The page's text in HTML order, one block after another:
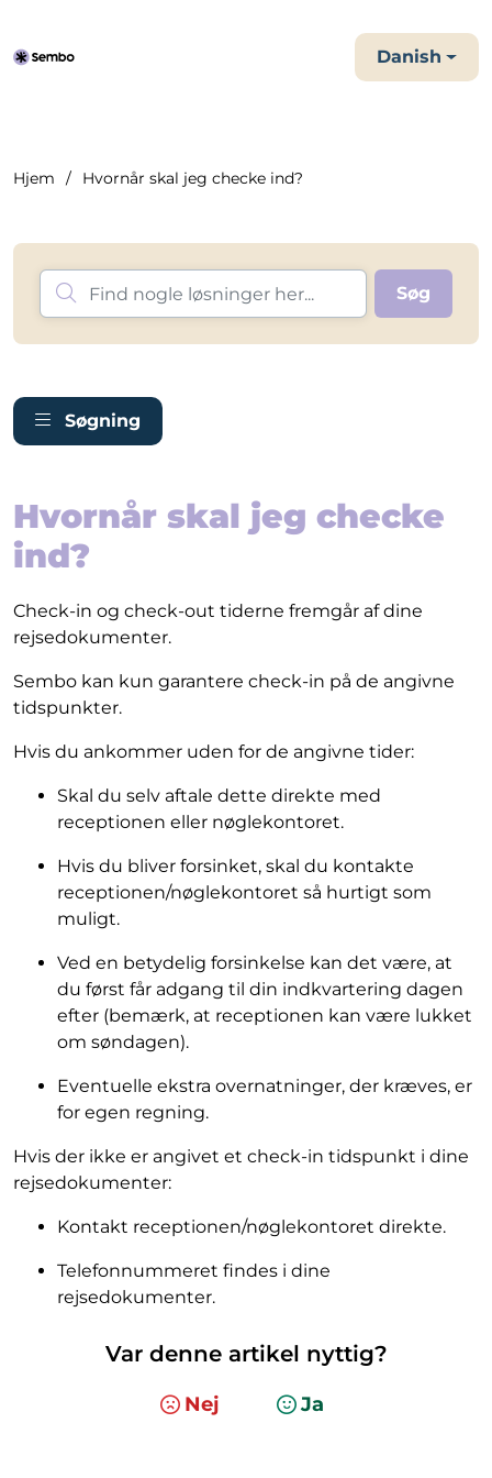
Danish
Hjem Hvornår skal jeg checke ind?
Søgning
Hvornår skal jeg checke
ind?
Check-in og check-out tiderne fremgår af dine
rejsedokumenter.
Sembo kan kun garantere check-in på de angivne
tidspunkter.
Hvis du ankommer uden for de angivne tider:
Skal du selv aftale dette direkte med
receptionen eller nøglekontoret.
Hvis du bliver forsinket, skal du kontakte
receptionen/nøglekontoret så hurtigt som
muligt.
Ved en betydelig forsinkelse kan det være, at
du først får adgang til din indkvartering dagen
efter (bemærk, at receptionen kan være lukket
om søndagen).
Eventuelle ekstra overnatninger, der kræves, er
for egen regning.
Hvis der ikke er angivet et check-in tidspunkt i dine
rejsedokumenter:
Kontakt receptionen/nøglekontoret direkte.
Telefonnummeret findes i dine
rejsedokumenter.
Var denne artikel nyttig?
Nej Ja